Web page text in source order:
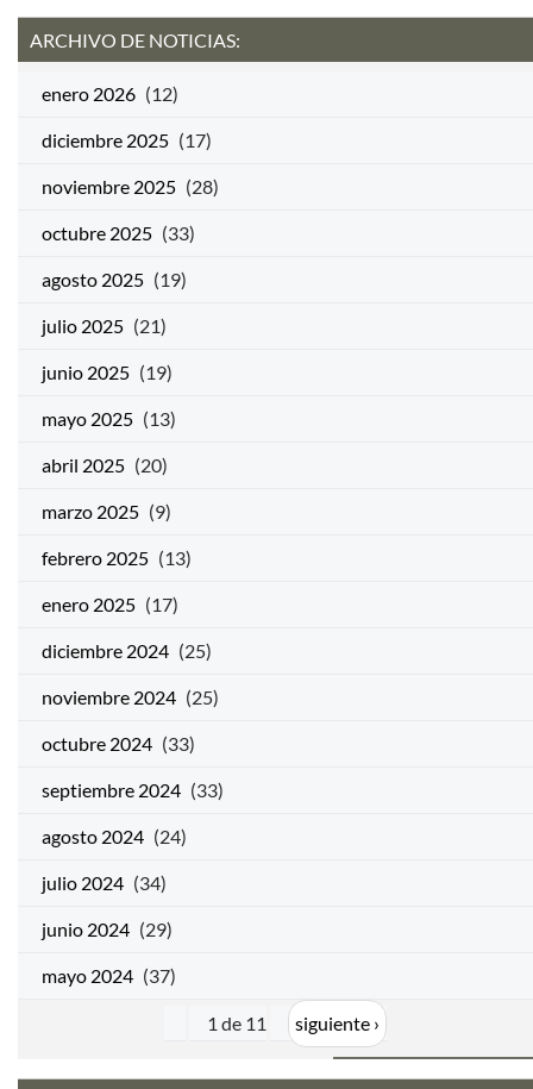
ARCHIVO DE NOTICIAS:
enero 2026 (12)
diciembre 2025 (17)
noviembre 2025 (28)
octubre 2025 (33)
agosto 2025 (19)
julio 2025 (21)
junio 2025 (19)
mayo 2025 (13)
abril 2025 (20)
marzo 2025 (9)
febrero 2025 (13)
enero 2025 (17)
diciembre 2024 (25)
noviembre 2024 (25)
octubre 2024 (33)
septiembre 2024 (33)
agosto 2024 (24)
julio 2024 (34)
junio 2024 (29)
mayo 2024 (37)
1 de 11 siguiente ›